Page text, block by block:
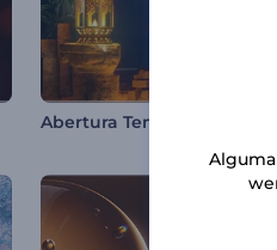
Abertura Temática do